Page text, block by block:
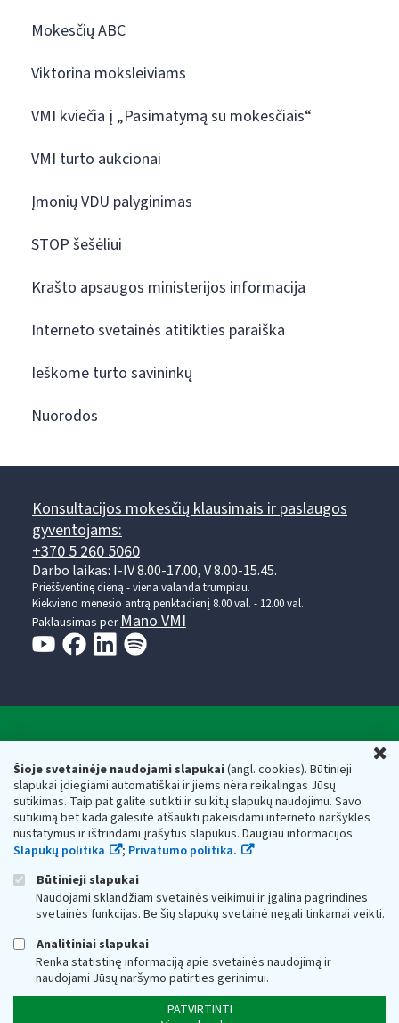
Šioje svetainėje naudojami slapukai(angl. cookies). Būtinieji
slapukai įdiegiami automatiškai ir jiems nėra reikalingas Jūsų
sutikimas. Taip pat galite sutikti ir su kitų slapukų naudojimu. Savo
sutikimą bet kada galėsite atšaukti pakeisdami interneto naršyklės
nustatymus ir ištrindami įrašytus slapukus. Daugiau informacijos
Slapukų politika
; Privatumo politika.
Būtinieji slapukai
Naudojami sklandžiam svetainės veikimui ir įgalina pagrindines
svetainės funkcijas. Be šių slapukų svetainė negali tinkamai veikti.
Analitiniai slapukai
Renka statistinę informaciją apie svetainės naudojimą ir
naudojami Jūsų naršymo patirties gerinimui.
PATVIRTINTI
Mokesčių ABC
Viktorina moksleiviams
VMI kviečia į „Pasimatymą su mokesčiais“
VMI turto aukcionai
Įmonių VDU palyginimas
STOP šešėliui
Krašto apsaugos ministerijos informacija
Interneto svetainės atitikties paraiška
Ieškome turto savininkų
Nuorodos
Konsultacijos mokesčių klausimais ir paslaugos
gyventojams:
+370 5 260 5060
Darbo laikas: I-IV 8.00-17.00, V 8.00-15.45.
Prieššventinę dieną - viena valanda trumpiau.
Kiekvieno mėnesio antrą penktadienį 8.00 val. - 12.00 val.
Paklausimas per Mano VMI
Respublikos finansų ministerijos
Biudžetinė įstaiga. Juridinio asmens kodas — 188659752,
adresas: Vasario 16-osios g. 14, 01107 Vilnius, Lietuva, el.paštas:
vmi@vmi.lt, E. pristatymo dėžutės adresas 188659752
Duomenys apie Valstybinę mokesčių inspekciją prie Lietuvos
Respublikos finansų ministerijos kaupiami ir saugomi Juridinių